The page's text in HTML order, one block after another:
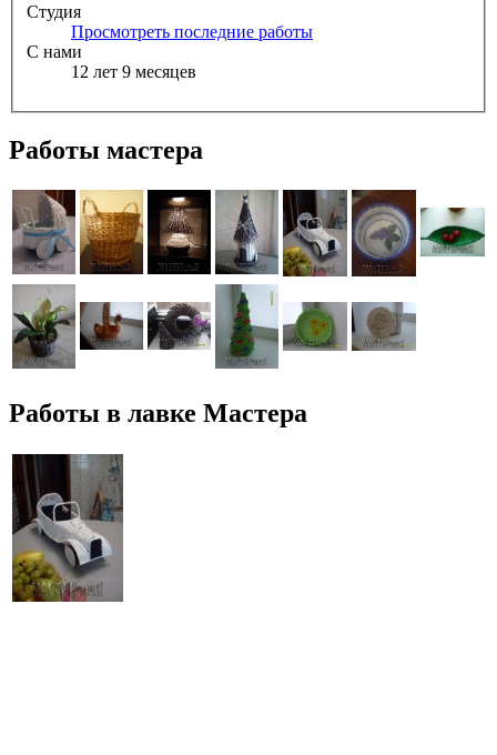
Студия
Просмотреть последние работы
С нами
12 лет 9 месяцев
Работы мастера
Pаботы в лавке Мастера